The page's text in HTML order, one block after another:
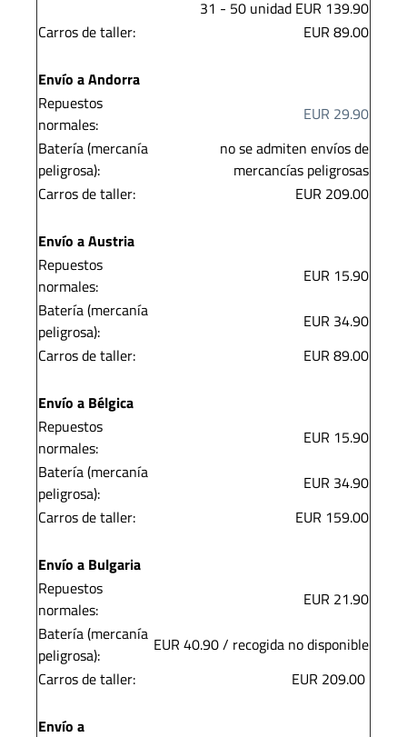
31 - 50 unidad EUR 139.90
Carros de taller:
EUR 89.00
Envío a Andorra
Repuestos
normales:
EUR 29.90
Batería (mercanía
peligrosa):
no se admiten envíos de
mercancías peligrosas
Carros de taller:
EUR 209.00
Envío a Austria
Repuestos
normales:
EUR 15.90
Batería (mercanía
peligrosa):
EUR 34.90
Carros de taller:
EUR 89.00
Envío a Bélgica
Repuestos
normales:
EUR 15.90
Batería (mercanía
peligrosa):
EUR 34.90
Carros de taller:
EUR 159.00
Envío a Bulgaria
Repuestos
normales:
EUR 21.90
Batería (mercanía
peligrosa):
EUR 40.90 / recogida no disponible
Carros de taller:
EUR 209.00
Envío a